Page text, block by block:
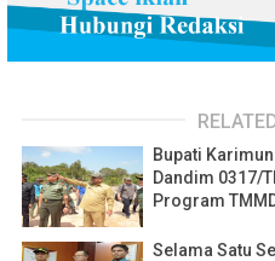
Bupati
Dandim 0317/
Program
Selama Satu